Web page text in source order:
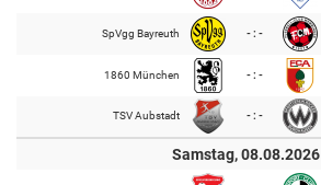
SpVgg Bayreuth - : -
1860 München - : -
TSV Aubstadt - : -
Samstag, 08.08.2026